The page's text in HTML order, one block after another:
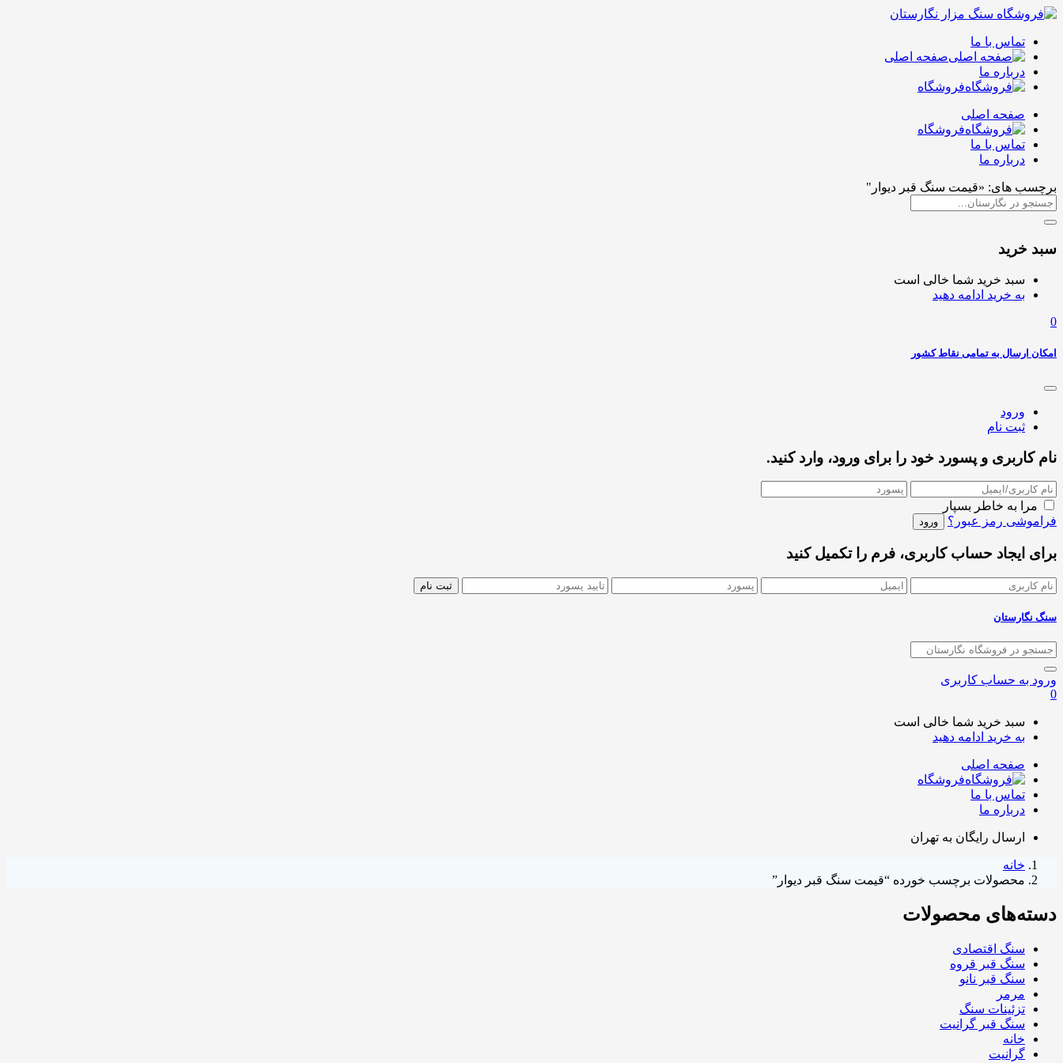
تماس با ما
صفحه اصلی
درباره ما
فروشگاه
صفحه اصلی
فروشگاه
تماس با ما
درباره ما
برچسب های: «قیمت سنگ قبر دیوار"
سبد خرید
سبد خرید شما خالی است
به خرید ادامه دهید
0
امکان ارسال به تمامی نقاط کشور
ورود
ثبت نام
نام کاربری و پسورد خود را برای ورود، وارد کنید.
مرا به خاطر بسپار
فراموشی رمز عبور؟
برای ایجاد حساب کاربری، فرم را تکمیل کنید
سنگ نگارستان
ورود به حساب کاربری
0
سبد خرید شما خالی است
به خرید ادامه دهید
صفحه اصلی
فروشگاه
تماس با ما
درباره ما
ارسال رایگان به تهران
خانه
محصولات برچسب خورده “قیمت سنگ قبر دیوار”
دسته‌های محصولات
سنگ اقتصادی
سنگ قبر قروه
سنگ قبر نانو
مرمر
تزئینات سنگ
سنگ قبر گرانیت
خانه
گرانیت